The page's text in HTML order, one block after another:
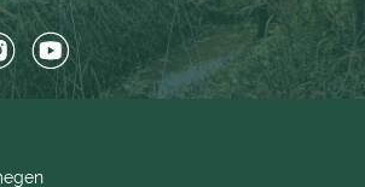
YouTube